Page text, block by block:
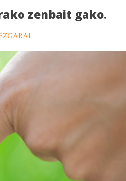
zenbait gako.